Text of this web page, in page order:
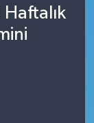
Haftalık